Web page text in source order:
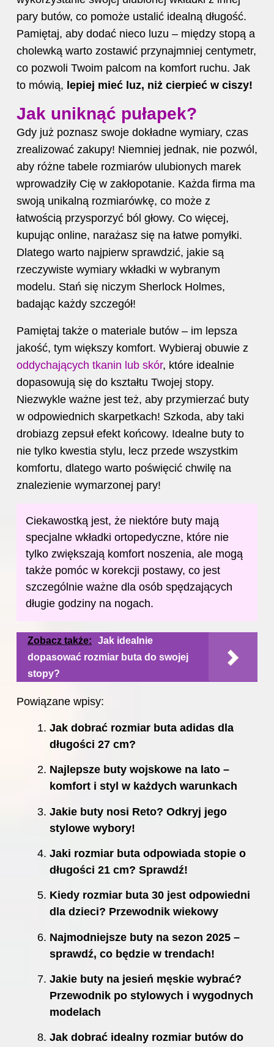
pary butów, co pomoże ustalić idealną długość.
Pamiętaj, aby dodać nieco luzu – między stopą a
cholewką warto zostawić przynajmniej centymetr,
co pozwoli Twoim palcom na komfort ruchu. Jak
to mówią, lepiej mieć luz, niż cierpieć w ciszy!
Jak uniknąć pułapek?
Gdy już poznasz swoje dokładne wymiary, czas
zrealizować zakupy! Niemniej jednak, nie pozwól,
aby różne tabele rozmiarów ulubionych marek
wprowadziły Cię w zakłopotanie. Każda firma ma
swoją unikalną rozmiarówkę, co może z
łatwością przysporzyć ból głowy. Co więcej,
kupując online, narażasz się na łatwe pomyłki.
Dlatego warto najpierw sprawdzić, jakie są
rzeczywiste wymiary wkładki w wybranym
modelu. Stań się niczym Sherlock Holmes,
badając każdy szczegół!
Pamiętaj także o materiale butów – im lepsza
jakość, tym większy komfort. Wybieraj obuwie z
oddychających tkanin lub skór, które idealnie
dopasowują się do kształtu Twojej stopy.
Niezwykle ważne jest też, aby przymierzać buty
w odpowiednich skarpetkach! Szkoda, aby taki
drobiazg zepsuł efekt końcowy. Idealne buty to
nie tylko kwestia stylu, lecz przede wszystkim
komfortu, dlatego warto poświęcić chwilę na
znalezienie wymarzonej pary!
Ciekawostką jest, że niektóre buty mają
specjalne wkładki ortopedyczne, które nie
tylko zwiększają komfort noszenia, ale mogą
także pomóc w korekcji postawy, co jest
szczególnie ważne dla osób spędzających
długie godziny na nogach.
Zobacz także:
Jak idealnie
dopasować rozmiar buta do swojej
stopy?
Powiązane wpisy:
Jak dobrać rozmiar buta adidas dla
długości 27 cm?
Najlepsze buty wojskowe na lato –
komfort i styl w każdych warunkach
Jakie buty nosi Reto? Odkryj jego
stylowe wybory!
Jaki rozmiar buta odpowiada stopie o
długości 21 cm? Sprawdź!
Kiedy rozmiar buta 30 jest odpowiedni
dla dzieci? Przewodnik wiekowy
Najmodniejsze buty na sezon 2025 –
sprawdź, co będzie w trendach!
Jakie buty na jesień męskie wybrać?
Przewodnik po stylowych i wygodnych
modelach
Jak dobrać idealny rozmiar butów do